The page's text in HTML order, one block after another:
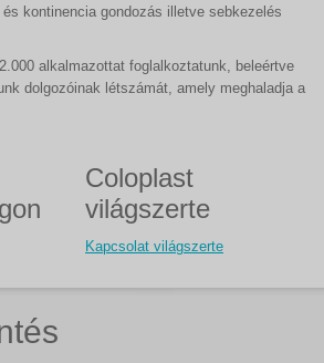
kontinencia gondozás illetve sebkezelés
alkalmazottat foglalkoztatunk, beleértve
dolgozóinak létszámát, amely meghaladja a
Coloplast
világszerte
Kapcsolat világszerte